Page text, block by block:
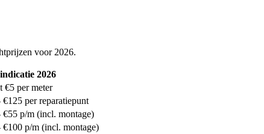
voor 2026.
2026
€5 per meter
€125 per reparatiepunt
€55 p/m (incl. montage)
€100 p/m (incl. montage)